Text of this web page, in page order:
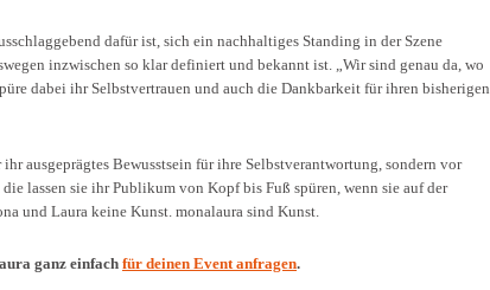
dafür ist, sich ein nachhaltiges Standing in der Szene
inzwischen so klar definiert und bekannt ist. „Wir sind genau da, wo
dabei ihr Selbstvertrauen und auch die Dankbarkeit für ihren bisherigen
ausgeprägtes Bewusstsein für ihre Selbstverantwortung, sondern vor
lassen sie ihr Publikum von Kopf bis Fuß spüren, wenn sie auf der
und Laura keine Kunst. monalaura sind Kunst.
ganz einfach für deinen Event anfragen.